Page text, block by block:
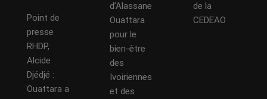
Point de
presse
RHDP,
Alcide
Djédjé :
Ouattara a
d’Alassane
Ouattara
pour le
bien-être
des
Ivoiriennes
et des
de la
CEDEAO